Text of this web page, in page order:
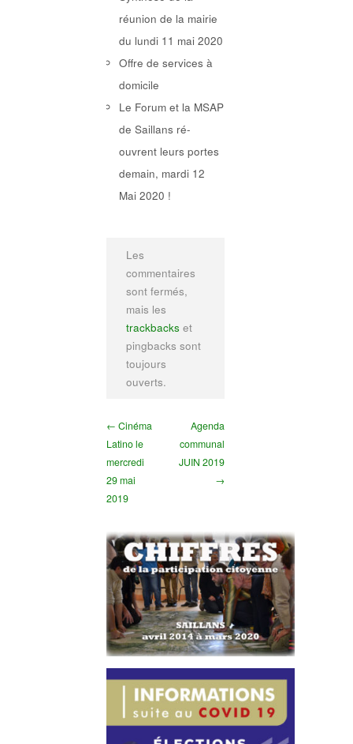
réunion de la mairie
du lundi 11 mai 2020
Offre de services à
domicile
Le Forum et la MSAP
de Saillans ré-
ouvrent leurs portes
demain, mardi 12
Mai 2020 !
Les
commentaires
sont fermés,
mais les
trackbacks et
pingbacks sont
toujours
ouverts.
← Cinéma
Latino le
mercredi
29 mai
2019
Agenda
communal
JUIN 2019
→